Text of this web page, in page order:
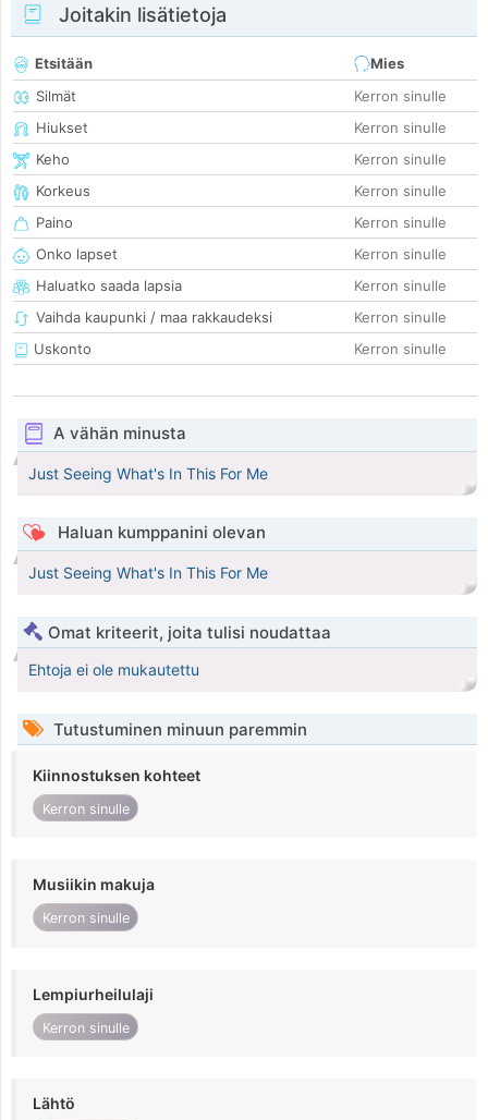
Joitakin lisätietoja
Etsitään
Mies
Silmät
Kerron sinulle
Hiukset
Kerron sinulle
Keho
Kerron sinulle
Korkeus
Kerron sinulle
Paino
Kerron sinulle
Onko lapset
Kerron sinulle
Haluatko saada lapsia
Kerron sinulle
Vaihda kaupunki / maa rakkaudeksi
Kerron sinulle
Uskonto
Kerron sinulle
A vähän minusta
Just Seeing What's In This For Me
Haluan kumppanini olevan
Just Seeing What's In This For Me
Omat kriteerit, joita tulisi noudattaa
Ehtoja ei ole mukautettu
Tutustuminen minuun paremmin
Kiinnostuksen kohteet
Kerron sinulle
Musiikin makuja
Kerron sinulle
Lempiurheilulaji
Kerron sinulle
Lähtö